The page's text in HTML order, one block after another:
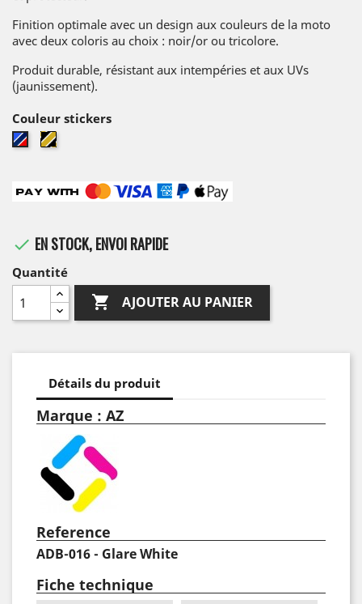
Finition optimale avec un design aux couleurs de la moto
avec deux coloris au choix : noir/or ou tricolore.
Produit durable, résistant aux intempéries et aux UVs
(jaunissement).
Couleur stickers
Tricolore
Or
 EN STOCK, ENVOI RAPIDE
Quantité
 AJOUTER AU PANIER
Détails du produit
Marque : AZ
Reference
ADB-016 - Glare White
Fiche technique